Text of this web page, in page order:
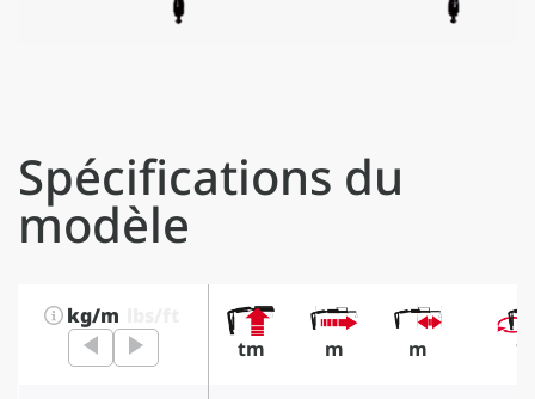
Spécifications du
modèle
kg/m
tm
m m °